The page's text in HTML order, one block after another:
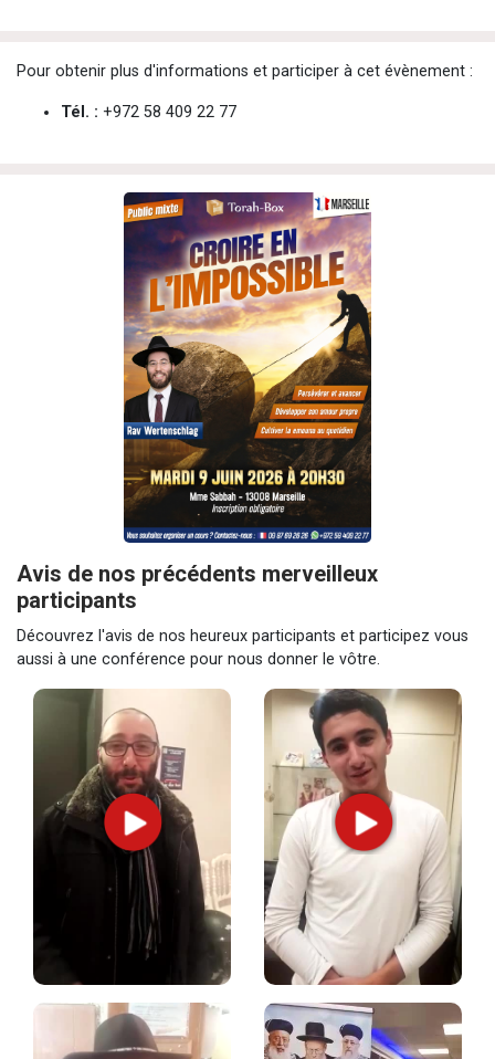
Pour obtenir plus d'informations et participer à cet évènement :
Tél. : +972 58 409 22 77
Avis de nos précédents merveilleux
participants
Découvrez l'avis de nos heureux participants et participez vous
aussi à une conférence pour nous donner le vôtre.